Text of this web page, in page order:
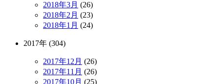
2018年3月 (26)
2018年2月 (23)
2018年1月 (24)
2017年 (304)
2017年12月 (26)
2017年11月 (26)
2017年10月 (25)